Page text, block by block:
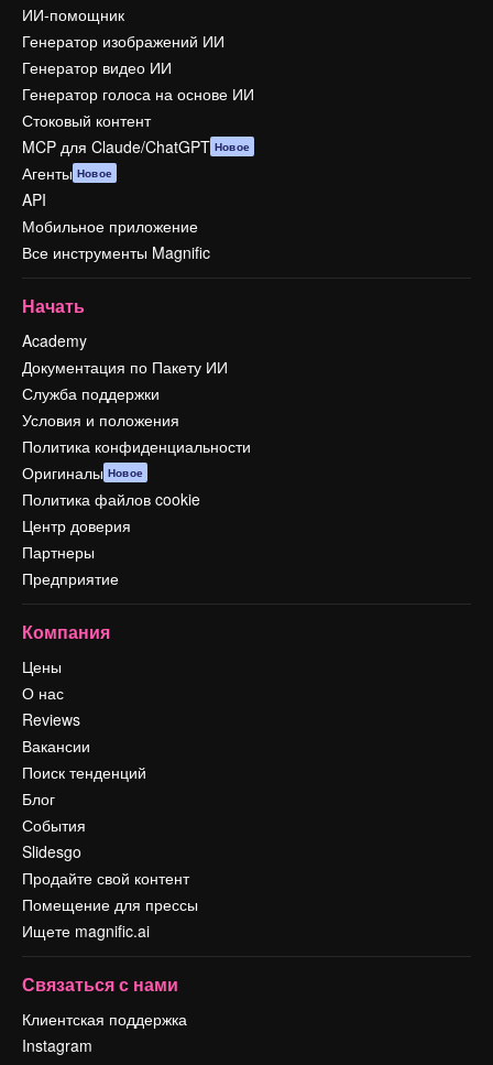
ИИ-помощник
Генератор изображений ИИ
Генератор видео ИИ
Генератор голоса на основе ИИ
Стоковый контент
MCP для Claude/ChatGPT Новое
Агенты Новое
API
Мобильное приложение
Все инструменты Magnific
Начать
Academy
Документация по Пакету ИИ
Служба поддержки
Условия и положения
Политика конфиденциальности
Оригиналы Новое
Политика файлов cookie
Центр доверия
Партнеры
Предприятие
Компания
Цены
О нас
Reviews
Вакансии
Поиск тенденций
Блог
События
Slidesgo
Продайте свой контент
Помещение для прессы
Ищете magnific.ai
Связаться с нами
Клиентская поддержка
Instagram